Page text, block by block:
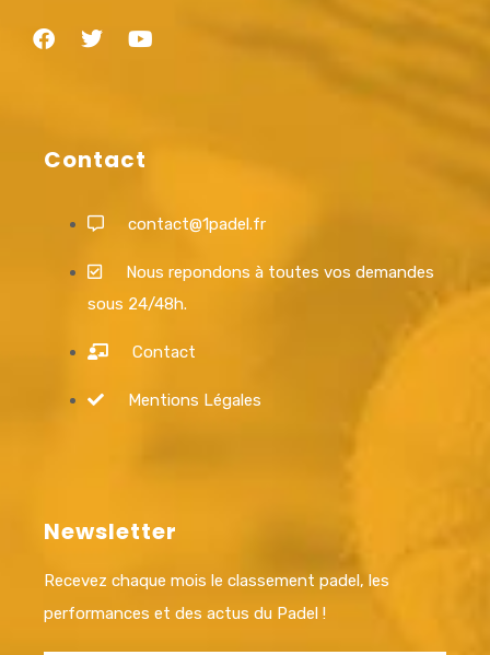
Contact
contact@1padel.fr
Nous repondons à toutes vos demandes
sous 24/48h.
Contact
Mentions Légales
Newsletter
Recevez chaque mois le classement padel, les
performances et des actus du Padel !